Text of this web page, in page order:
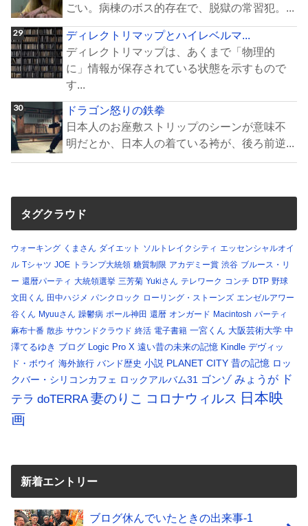
ごい。病棟のボス的存在で、脱獄の常習犯。...
ディレクトリマップとハイレベルマ...
ディレクトリマップは、あくまで「物理的
に」情報が保存されている状態を示すもので
す...
ドラゴン怒りの鉄拳
日本人のお座敷ストリップのシーンが意味不
明だとか、日本人の着ている袴が、後ろ前逆...
タグクラウド
ウォーキング くまさん ダイエット ソルトレイクシティ エッセンシャルオイ
ル Tシャツ JOE トランプ大統領 糖質制限 アカデミー賞 渋谷 ブルース・リ
ー 還暦パーティ 大統領選挙 三芳菊 Yukiさん テレワーク コンチ DTP 野球
文田くん 田中ハジメ パンクロック ローリング・ストーンズ エンゼルアワー
谷くん Myuuさん 躁鬱病 ポール神田 還暦 オンガード Macintosh パーティ
麻布十番 散歩 サウンドクラウド 終活 電子書籍 一宮くん 大阪芸術大学 中
澤てるゆき ブログ Logic Pro X 遠い昔の未来の記憶 Kindle デヴィッ
ド・ボウイ 海外旅行 バンド歴史 小説 PLANET CITY 昔の記憶 ロッ
クバー・シリコンカフェ ロックアルバム31 ゴンゾ みょうが
ド
テラ doTERRA 妻のりこ コロナウィルス 日本映
画
新着エントリー
ブログ休んでいたときの出来事-1